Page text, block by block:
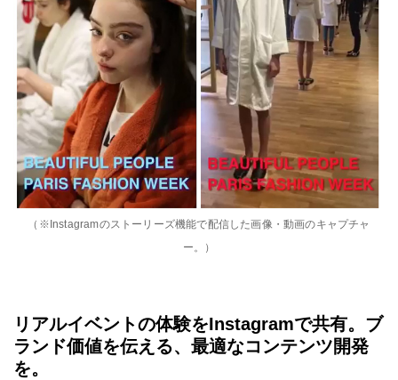
（※Instagramのストーリーズ機能で配信した画像・動画のキャプチャ
ー。）
リアルイベントの体験をInstagramで共有。ブ
ランド価値を伝える、最適なコンテンツ開発
を。